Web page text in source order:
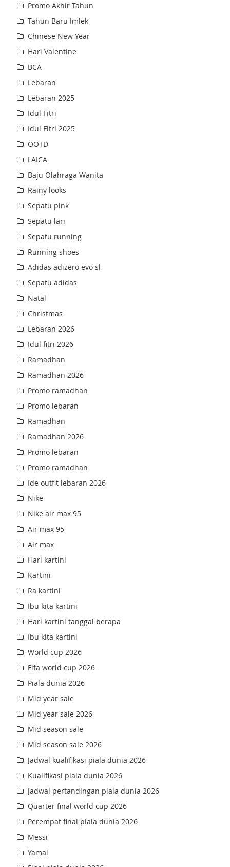
Promo Akhir Tahun
Tahun Baru Imlek
Chinese New Year
Hari Valentine
BCA
Lebaran
Lebaran 2025
Idul Fitri
Idul Fitri 2025
OOTD
LAICA
Baju Olahraga Wanita
Rainy looks
Sepatu pink
Sepatu lari
Sepatu running
Running shoes
Adidas adizero evo sl
Sepatu adidas
Natal
Christmas
Lebaran 2026
Idul fitri 2026
Ramadhan
Ramadhan 2026
Promo ramadhan
Promo lebaran
Ramadhan
Ramadhan 2026
Promo lebaran
Promo ramadhan
Ide outfit lebaran 2026
Nike
Nike air max 95
Air max 95
Air max
Hari kartini
Kartini
Ra kartini
Ibu kita kartini
Hari kartini tanggal berapa
Ibu kita kartini
World cup 2026
Fifa world cup 2026
Piala dunia 2026
Mid year sale
Mid year sale 2026
Mid season sale
Mid season sale 2026
Jadwal kualifikasi piala dunia 2026
Kualifikasi piala dunia 2026
Jadwal pertandingan piala dunia 2026
Quarter final world cup 2026
Perempat final piala dunia 2026
Messi
Yamal